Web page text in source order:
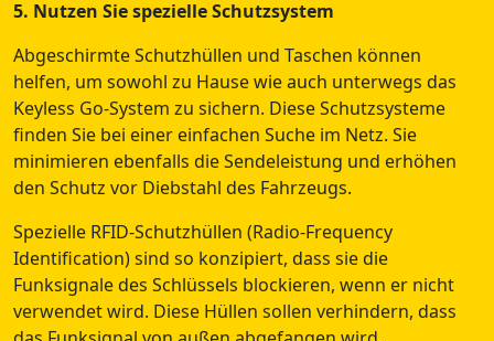
5. Nutzen Sie spezielle Schutzsystem
Abgeschirmte Schutzhüllen und Taschen können
helfen, um sowohl zu Hause wie auch unterwegs das
Keyless Go-System zu sichern. Diese Schutzsysteme
finden Sie bei einer einfachen Suche im Netz. Sie
minimieren ebenfalls die Sendeleistung und erhöhen
den Schutz vor Diebstahl des Fahrzeugs.
Spezielle RFID-Schutzhüllen (Radio-Frequency
Identification) sind so konzipiert, dass sie die
Funksignale des Schlüssels blockieren, wenn er nicht
verwendet wird. Diese Hüllen sollen verhindern, dass